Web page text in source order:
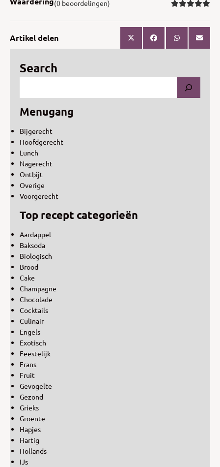
(0 beoordelingen)
Artikel delen
Search
Menugang
Bijgerecht
Hoofdgerecht
Lunch
Nagerecht
Ontbijt
Overige
Voorgerecht
Top recept categorieën
Aardappel
Baksoda
Biologisch
Brood
Cake
Champagne
Chocolade
Cocktails
Culinair
Engels
Exotisch
Feestelijk
Frans
Fruit
Gevogelte
Gezond
Grieks
Groente
Hapjes
Hartig
Hollands
IJs